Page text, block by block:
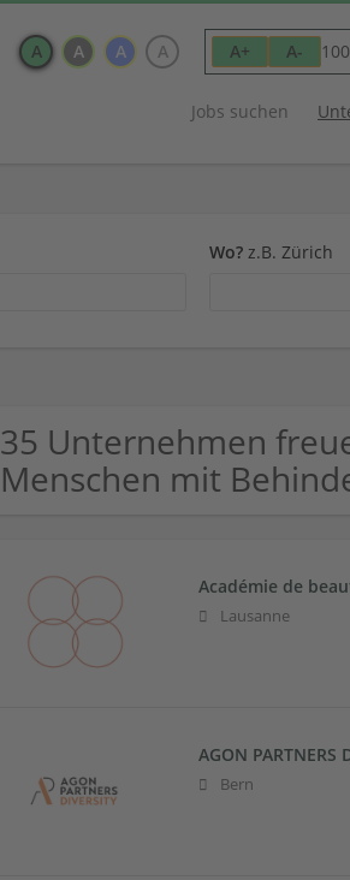
A A A A A+ A-
Jobs suchen
Wo? z.B. Zürich
35 Unternehmen
Menschen mit
Académie de
Lausanne
AGON PARTNERS
Bern